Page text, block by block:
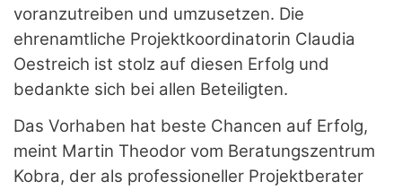
voranzutreiben und umzusetzen. Die
ehrenamtliche Projektkoordinatorin Claudia
Oestreich ist stolz auf diesen Erfolg und
bedankte sich bei allen Beteiligten.
Das Vorhaben hat beste Chancen auf Erfolg,
meint Martin Theodor vom Beratungszentrum
Kobra, der als professioneller Projektberater